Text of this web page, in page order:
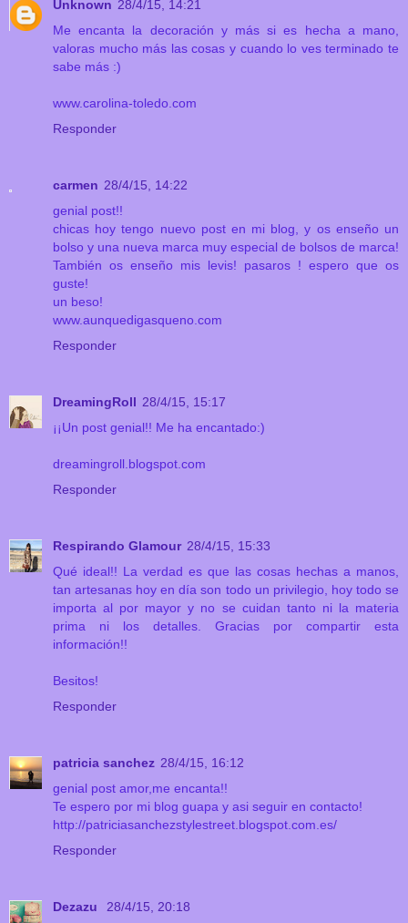
Unknown 28/4/15, 14:21
Me encanta la decoración y más si es hecha a mano,
valoras mucho más las cosas y cuando lo ves terminado te
sabe más :)
www.carolina-toledo.com
Responder
carmen 28/4/15, 14:22
genial post!!
chicas hoy tengo nuevo post en mi blog, y os enseño un
bolso y una nueva marca muy especial de bolsos de marca!
También os enseño mis levis! pasaros ! espero que os
guste!
un beso!
www.aunquedigasqueno.com
Responder
DreamingRoll 28/4/15, 15:17
¡¡Un post genial!! Me ha encantado:)
dreamingroll.blogspot.com
Responder
Respirando Glamour 28/4/15, 15:33
Qué ideal!! La verdad es que las cosas hechas a manos,
tan artesanas hoy en día son todo un privilegio, hoy todo se
importa al por mayor y no se cuidan tanto ni la materia
prima ni los detalles. Gracias por compartir esta
información!!
Besitos!
Responder
patricia sanchez 28/4/15, 16:12
genial post amor,me encanta!!
Te espero por mi blog guapa y asi seguir en contacto!
http://patriciasanchezstylestreet.blogspot.com.es/
Responder
Dezazu
28/4/15, 20:18